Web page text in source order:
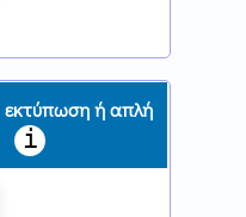
εκτύπωση ή απλή